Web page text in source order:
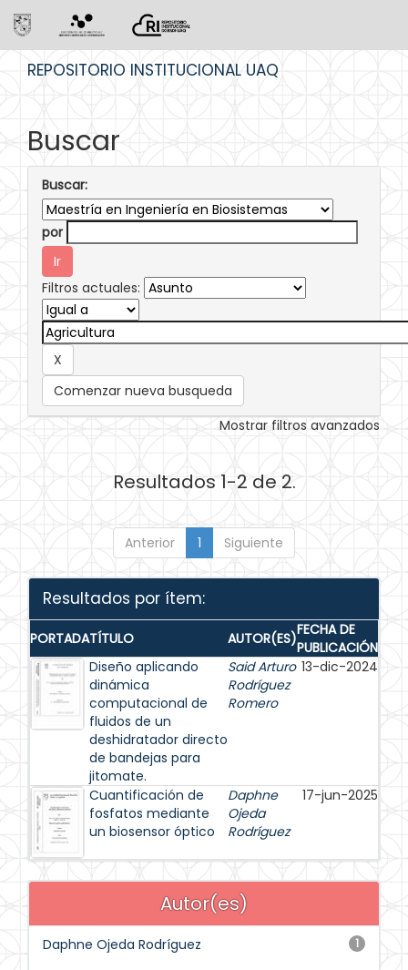
REPOSITORIO INSTITUCIONAL UAQ
Buscar
Buscar:
por
Filtros actuales:
Comenzar nueva busqueda
Mostrar filtros avanzados
Resultados 1-2 de 2.
Anterior 1 Siguiente
Resultados por ítem:
PORTADATÍTULO AUTOR(ES)FECHA DE
PUBLICACIÓN
Diseño aplicando
dinámica
computacional de
fluidos de un
deshidratador directo
de bandejas para
jitomate.
Said Arturo
Rodríguez
Romero
13-dic-2024
Cuantificación de
fosfatos mediante
un biosensor óptico
Daphne
Ojeda
Rodríguez
17-jun-2025
Autor(es)
1
Daphne Ojeda Rodríguez